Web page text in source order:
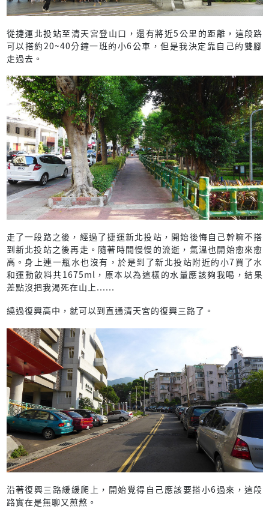
從捷運北投站至清天宮登山口，還有將近5公里的距離，這段路
可以搭約20~40分鐘一班的小6公車，但是我決定靠自己的雙腳
走過去。
走了一段路之後，經過了捷運新北投站，開始後悔自己幹嘛不搭
到新北投站之後再走。隨著時間慢慢的流逝，氣溫也開始愈來愈
高。身上連一瓶水也沒有，於是到了新北投站附近的小7買了水
和運動飲料共1675ml，原本以為這樣的水量應該夠我喝，結果
差點沒把我渴死在山上......
繞過復興高中，就可以到直通清天宮的復興三路了。
沿著復興三路緩緩爬上，開始覺得自己應該要搭小6過來，這段
路實在是無聊又煎熬。